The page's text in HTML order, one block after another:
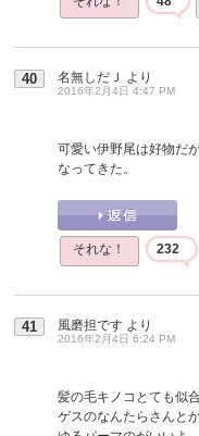
40 名無しだＪ より
2016年2月4日 4:47 PM
可愛い伊野尾は好物だ
なってきた。
それな！ 232
41 風磨担です より
2016年2月4日 6:24 PM
髪の毛キノコとても似
ゲスのなんたらさんと